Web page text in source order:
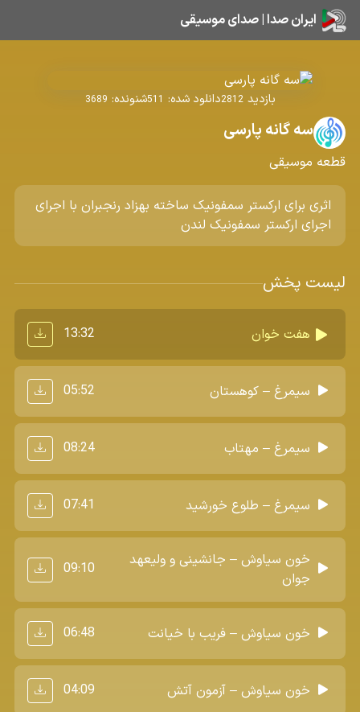
ایران صدا | صدای موسیقی
بازدید 2812دانلود شده: 511شنونده: 3689
سه گانه پارسی
قطعه موسیقی
اثری برای ارکستر سمفونیک ساخته بهزاد رنجبران با اجرای
اجرای ارکستر سمفونیک لندن
لیست پخش
هفت خوان 13:32
سیمرغ – کوهستان 05:52
سیمرغ – مهتاب 08:24
سیمرغ – طلوع خورشید 07:41
خون سیاوش – جانشینی و ولیعهد
جوان
09:10
خون سیاوش – فریب با خیانت 06:48
خون سیاوش – آزمون آتش 04:09